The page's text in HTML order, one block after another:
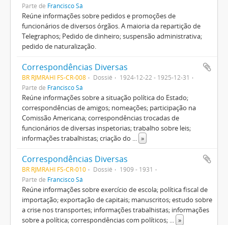
Parte de Francisco Sá
Reúne informações sobre pedidos e promoções de
funcionários de diversos órgãos. A maioria da repartição de
Telegraphos; Pedido de dinheiro; suspensão administrativa;
pedido de naturalização.
Correspondências Diversas
BR RJMRAHI FS-CR-008 Dossiê
1924-12-22 - 1925-12-31
Parte de Francisco Sá
Reúne informações sobre a situação política do Estado;
correspondências de amigos; nomeações; participação na
Comissão Americana; correspondências trocadas de
funcionários de diversas inspetorias; trabalho sobre leis;
informações trabalhistas; criação do ... »
Correspondências Diversas
BR RJMRAHI FS-CR-010 Dossiê
1909 - 1931
Parte de Francisco Sá
Reúne informações sobre exercício de escola; política fiscal de
importação; exportação de capitais; manuscritos; estudo sobre
a crise nos transportes; informações trabalhistas; informações
sobre a política; correspondências com políticos; ... »